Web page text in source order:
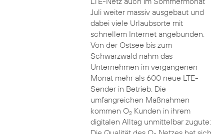
Juli weiter massiv ausgebaut und
dabei viele Urlaubsorte mit
schnellem Internet angebunden.
Von der Ostsee bis zum
Schwarzwald nahm das
Unternehmen im vergangenen
Monat mehr als 600 neue LTE-
Sender in Betrieb. Die
umfangreichen Maßnahmen
kommen O2Kunden in ihrem
digitalen Alltag unmittelbar zugute: